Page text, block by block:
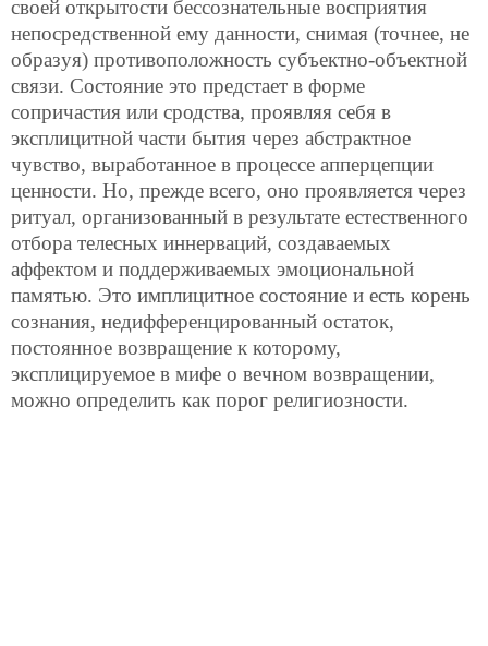
своей открытости бессознательные восприятия
непосредственной ему данности, снимая (точнее, не
образуя) противоположность субъектно-объектной
связи. Состояние это предстает в форме
сопричастия или сродства, проявляя себя в
эксплицитной части бытия через абстрактное
чувство, выработанное в процессе апперцепции
ценности. Но, прежде всего, оно проявляется через
ритуал, организованный в результате естественного
отбора телесных иннерваций, создаваемых
аффектом и поддерживаемых эмоциональной
памятью. Это имплицитное состояние и есть корень
сознания, недифференцированный остаток,
постоянное возвращение к которому,
эксплицируемое в мифе о вечном возвращении,
можно определить как порог религиозности.